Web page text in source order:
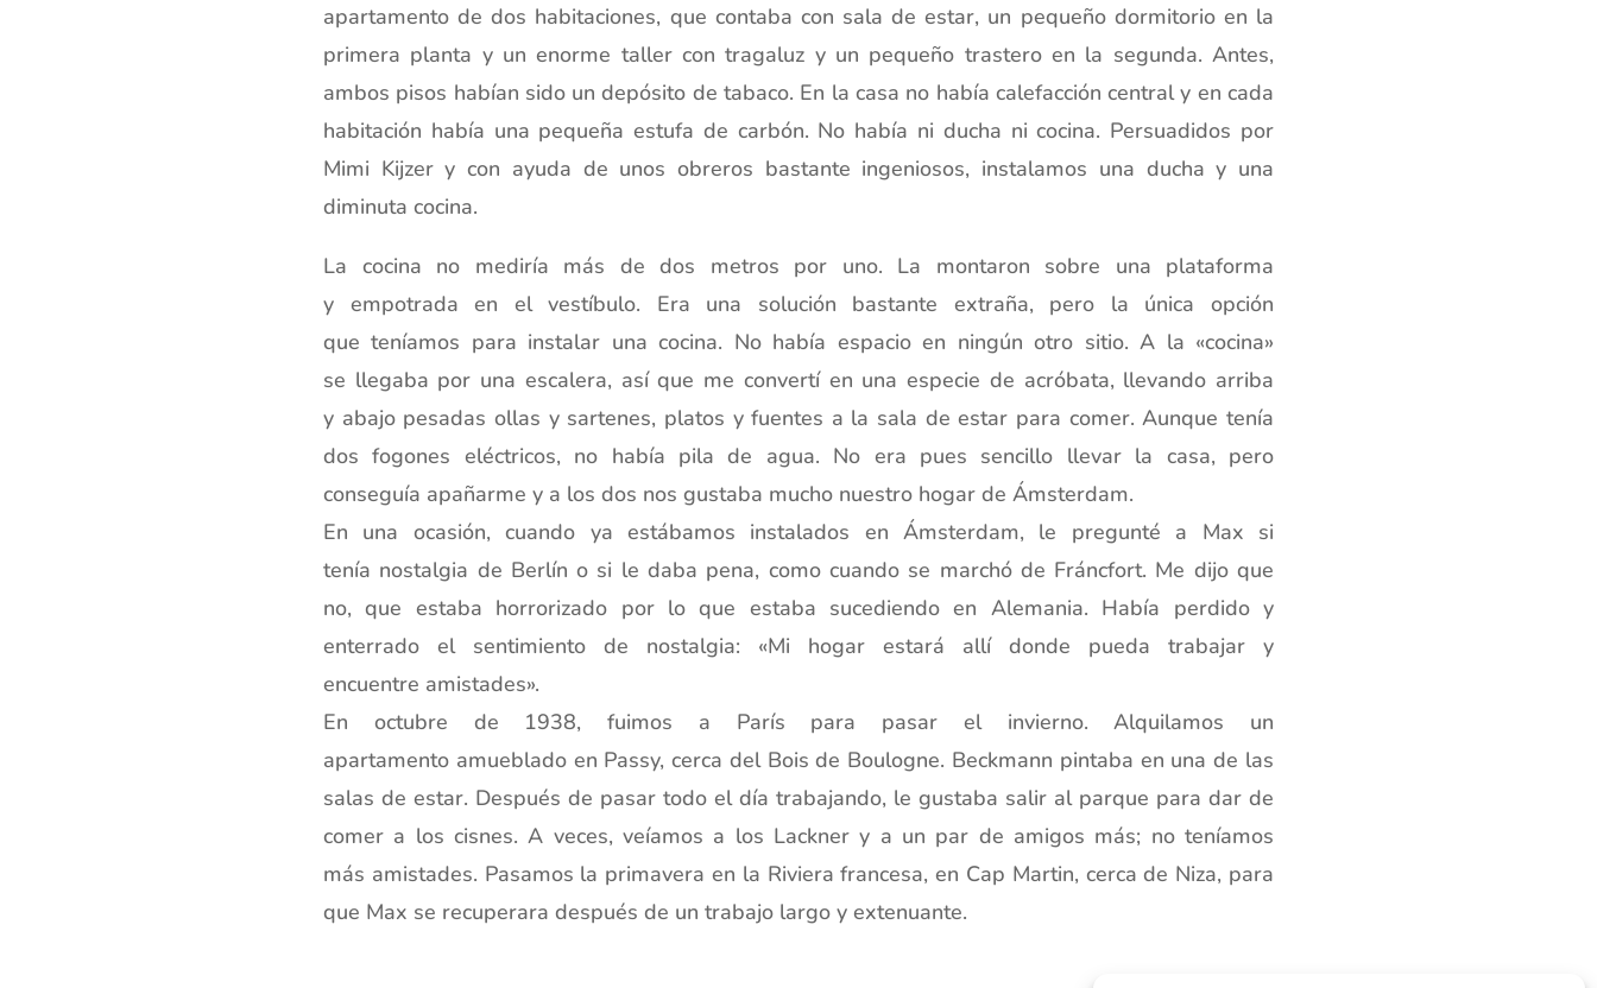
apartamento de dos habitaciones, que contaba con sala de estar, un pequeño dormitorio en la
primera planta y un enorme taller con tragaluz y un pequeño trastero en la segunda. Antes,
ambos pisos habían sido un depósito de tabaco. En la casa no había calefacción central y en cada
habitación había una pequeña estufa de carbón. No había ni ducha ni cocina. Persuadidos por
Mimi Kijzer y con ayuda de unos obreros bastante ingeniosos, instalamos una ducha y una
diminuta cocina.
La cocina no mediría más de dos metros por uno. La montaron sobre una plataforma
y empotrada en el vestíbulo. Era una solución bastante extraña, pero la única opción
que teníamos para instalar una cocina. No había espacio en ningún otro sitio. A la «cocina»
se llegaba por una escalera, así que me convertí en una especie de acróbata, llevando arriba
y abajo pesadas ollas y sartenes, platos y fuentes a la sala de estar para comer. Aunque tenía
dos fogones eléctricos, no había pila de agua. No era pues sencillo llevar la casa, pero
conseguía apañarme y a los dos nos gustaba mucho nuestro hogar de Ámsterdam.
En una ocasión, cuando ya estábamos instalados en Ámsterdam, le pregunté a Max si
tenía nostalgia de Berlín o si le daba pena, como cuando se marchó de Fráncfort. Me dijo que
no, que estaba horrorizado por lo que estaba sucediendo en Alemania. Había perdido y
enterrado el sentimiento de nostalgia: «Mi hogar estará allí donde pueda trabajar y
encuentre amistades».
En octubre de 1938, fuimos a París para pasar el invierno. Alquilamos un
apartamento amueblado en Passy, cerca del Bois de Boulogne. Beckmann pintaba en una de las
salas de estar. Después de pasar todo el día trabajando, le gustaba salir al parque para dar de
comer a los cisnes. A veces, veíamos a los Lackner y a un par de amigos más; no teníamos
más amistades. Pasamos la primavera en la Riviera francesa, en Cap Martin, cerca de Niza, para
que Max se recuperara después de un trabajo largo y extenuante.